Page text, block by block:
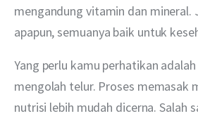
mengandung vitamin dan mineral.
apapun, semuanya baik untuk
Yang perlu kamu perhatikan
mengolah telur. Proses memasak
nutrisi lebih mudah dicerna. Salah